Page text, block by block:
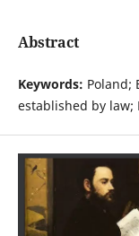
Abstract
Keywords: Poland;
established by law;